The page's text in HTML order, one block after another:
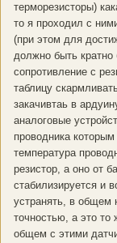
терморезисторы)
то я проходил с
(при этом для
должно быть
сопротивление с
таблицу
закачивтаь в
аналоговые
проводника
температура
резистор, а оно от
стабилизируется и
устранять, в общем
точностью, а это
общем с этими